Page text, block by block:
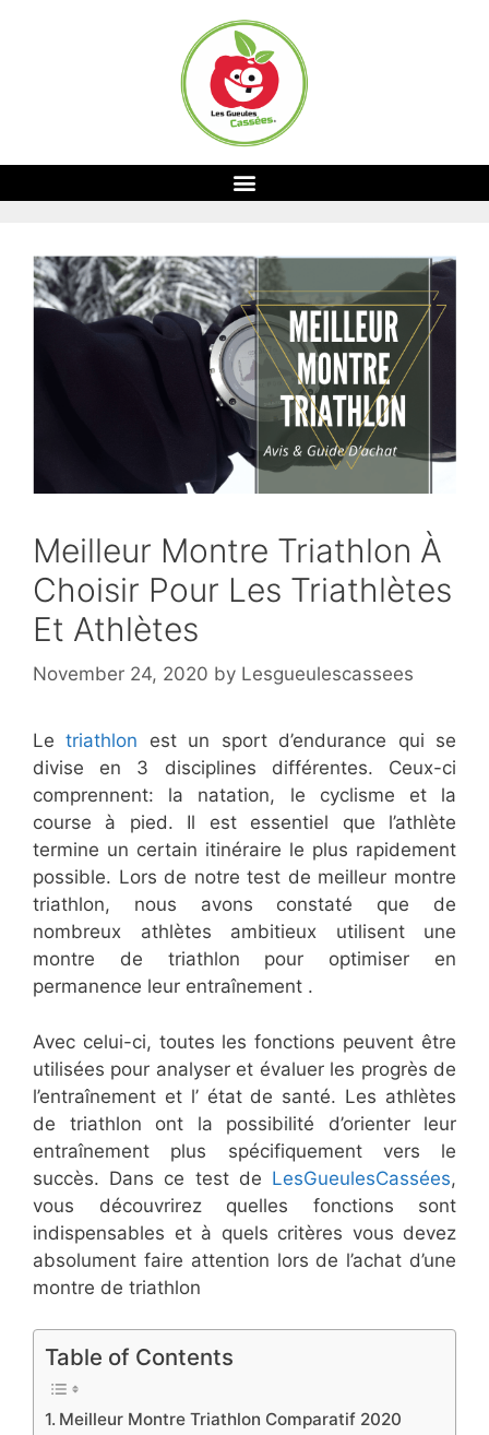
Meilleur Montre Triathlon À
Choisir Pour Les Triathlètes
Et Athlètes
November 24, 2020 by Lesgueulescassees
Letriathlon est un sport d’endurance qui se
divise en 3 disciplines différentes. Ceux-ci
comprennent: la natation, le cyclisme et la
course à pied. Il est essentiel que l’athlète
termine un certain itinéraire le plus rapidement
possible. Lors de notre test de meilleur montre
triathlon, nous avons constaté que de
nombreux athlètes ambitieux utilisent une
montre de triathlon pour optimiser en
permanence leur entraînement .
Avec celui-ci, toutes les fonctions peuvent être
utilisées pour analyser et évaluer les progrès de
l’entraînement et l’ état de santé. Les athlètes
de triathlon ont la possibilité d’orienter leur
entraînement plus spécifiquement vers le
succès. Dans ce test de LesGueulesCassées,
vous découvrirez quelles fonctions sont
indispensables et à quels critères vous devez
absolument faire attention lors de l’achat d’une
montre de triathlon
Table of Contents
Meilleur Montre Triathlon Comparatif 2020